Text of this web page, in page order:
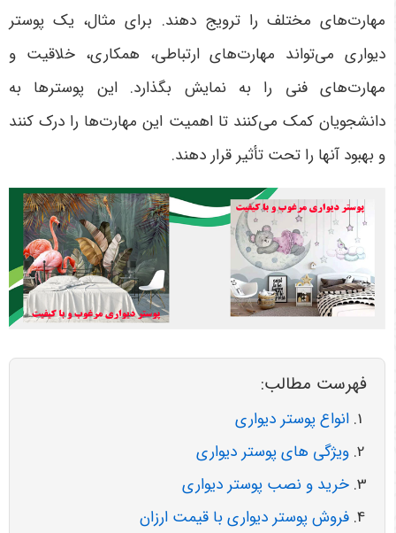
مهارت‌های مختلف را ترویج دهند. برای مثال، یک پوستر
دیواری می‌تواند مهارت‌های ارتباطی، همکاری، خلاقیت و
مهارت‌های فنی را به نمایش بگذارد. این پوسترها به
دانشجویان کمک می‌کنند تا اهمیت این مهارت‌ها را درک کنند
و بهبود آنها را تحت تأثیر قرار دهند.
فهرست مطالب:
انواع پوستر دیواری
ویژگی های پوستر دیواری
خرید و نصب پوستر دیواری
فروش پوستر دیواری با قیمت ارزان